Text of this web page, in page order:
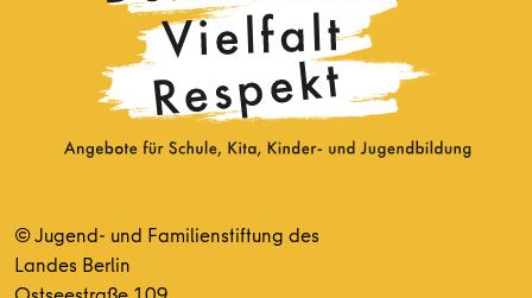
© Jugend- und Familienstiftung des
Landes Berlin